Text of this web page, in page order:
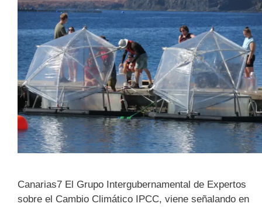
Canarias7 El Grupo Intergubernamental de Expertos
sobre el Cambio Climático IPCC, viene señalando en